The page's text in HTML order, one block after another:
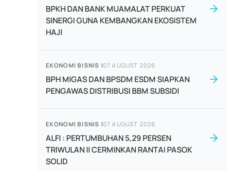
BPKH DAN BANK MUAMALAT PERKUAT
SINERGI GUNA KEMBANGKAN EKOSISTEM
HAJI
EKONOMI BISNIS |07 AUGUST 2026
BPH MIGAS DAN BPSDM ESDM SIAPKAN
PENGAWAS DISTRIBUSI BBM SUBSIDI
EKONOMI BISNIS |07 AUGUST 2026
ALFI : PERTUMBUHAN 5,29 PERSEN
TRIWULAN II CERMINKAN RANTAI PASOK
SOLID